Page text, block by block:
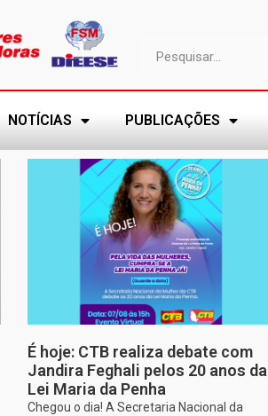
NOTÍCIAS PUBLICAÇÕES
É hoje: CTB realiza debate com
Jandira Feghali pelos 20 anos da
Lei Maria da Penha
Chegou o dia! A Secretaria Nacional da